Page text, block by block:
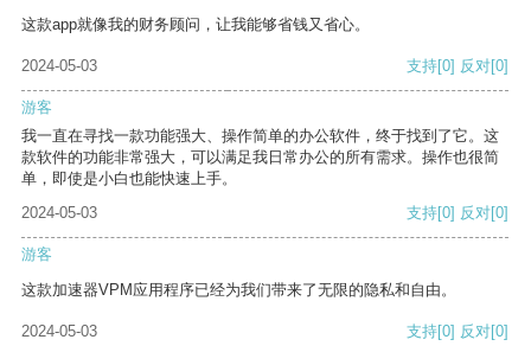
这款app就像我的财务顾问，让我能够省钱又省心。
2024-05-03 支持[0] 反对[0]
游客
我一直在寻找一款功能强大、操作简单的办公软件，终于找到了它。这
款软件的功能非常强大，可以满足我日常办公的所有需求。操作也很简
单，即使是小白也能快速上手。
2024-05-03
支持[0] 反对[0]
游客
这款加速器VPM应用程序已经为我们带来了无限的隐私和自由。
2024-05-03 支持[0] 反对[0]